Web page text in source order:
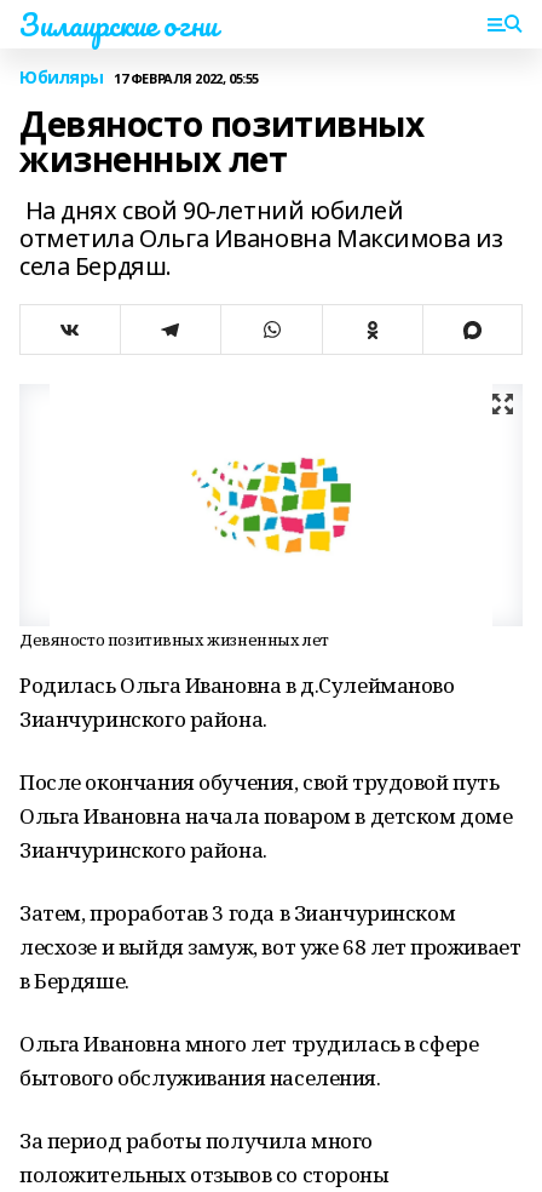
Зилаирские огни
Юбиляры 17 ФЕВРАЛЯ 2022, 05:55
Девяносто позитивных
жизненных лет
На днях свой 90-летний юбилей
отметила Ольга Ивановна Максимова из
села Бердяш.
Девяносто позитивных жизненных лет
Родилась Ольга Ивановна в д.Сулейманово
Зианчуринского района.
После окончания обучения, свой трудовой путь
Ольга Ивановна начала поваром в детском доме
Зианчуринского района.
Затем, проработав 3 года в Зианчуринском
лесхозе и выйдя замуж, вот уже 68 лет проживает
в Бердяше.
Ольга Ивановна много лет трудилась в сфере
бытового обслуживания населения.
За период работы получила много
положительных отзывов со стороны